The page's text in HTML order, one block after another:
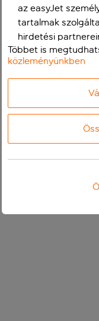
az easyJet
tartalmak
hirdetési
Többet is
közleményünkben